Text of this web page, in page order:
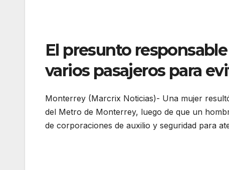
El presunto
varios pasajeros para
Monterrey (Marcrix Noticias)- Una mujer
del Metro de Monterrey, luego de que un
de corporaciones de auxilio y seguridad para